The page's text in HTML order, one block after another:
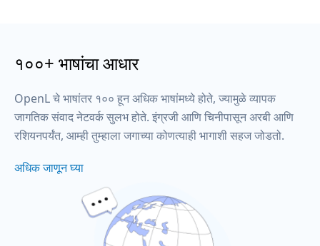
१००+ भाषांचा आधार
OpenL चे भाषांतर १०० हून अधिक भाषांमध्ये होते, ज्यामुळे व्यापक
जागतिक संवाद नेटवर्क सुलभ होते. इंग्रजी आणि चिनीपासून अरबी आणि
रशियनपर्यंत, आम्ही तुम्हाला जगाच्या कोणत्याही भागाशी सहज जोडतो.
अधिक जाणून घ्या